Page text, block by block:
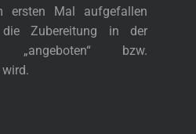
ersten Mal aufgefallen
Zubereitung in der
„angeboten“ bzw.
wird.